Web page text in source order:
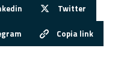
Twitter
Copia link